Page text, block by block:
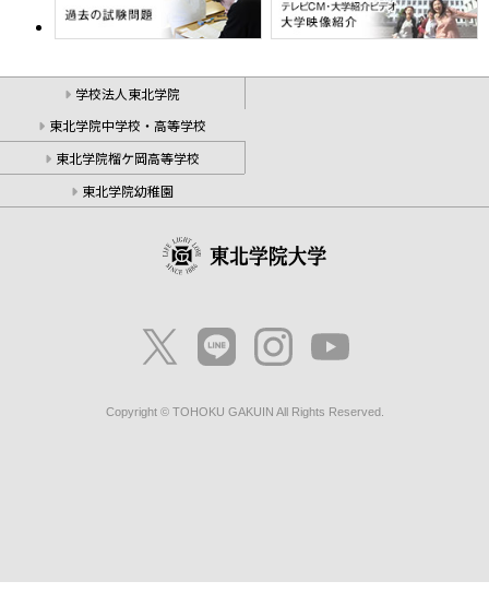
学校法人東北学院
東北学院中学校・高等学校
東北学院榴ケ岡高等学校
東北学院幼稚園
Copyright © TOHOKU GAKUIN All Rights Reserved.